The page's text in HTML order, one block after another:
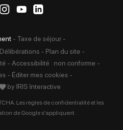
nous sur Facebook
Suivez-nous sur
Suivez-nous sur
Suivez-nous sur
- Taxe de séjour -
- Plan du site -
- Accessibilité : non conforme -
- Éditer mes cookies -
by IRIS Interactive
Les règles de confidentialitéet les
de Google s'appliquent.